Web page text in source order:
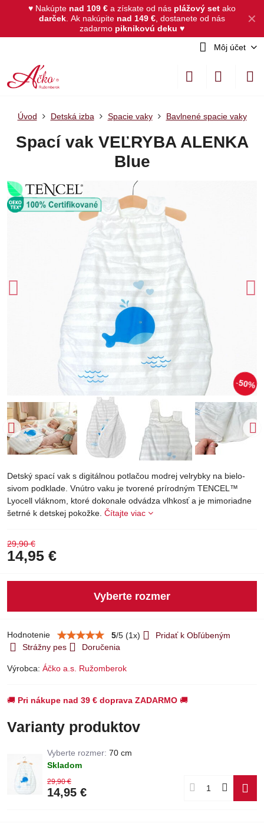
✕
♥ Nakúpte nad 109 € a získate od nás plážový set ako
darček Ak nakúpite nad 149 € , dostanete od nás
zadarmo piknikovú deku ♥
Môj účet
50%
Úvod Detská izba Spacie vaky Bavlnené spacie vaky
Spací vak VEĽRYBA ALENKA
Blue
Detský spací vak s digitálnou potlačou modrej velrybky na bielo-
sivom podklade. Vnútro vaku je tvorené prírodným TENCEL™
Lyocell vláknom, ktoré dokonale odvádza vlhkosť a je mimoriadne
šetrné k detskej pokožke. Čítajte viac
29,90 €
14,95 €
Vyberte rozmer
Hodnotenie 5/5 (1x)
Pridať k Obľúbeným
Strážny pes
Doručenia
Výrobca: Áčko a.s. Ružomberok
🚚 Pri nákupe nad 39 € doprava ZADARMO 🚚
Varianty produktov
Vyberte rozmer: 70 cm
Skladom
29,90 €
14,95 €